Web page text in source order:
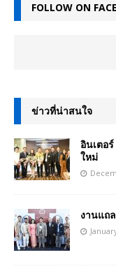
FOLLOW ON
ข่าวที่น่าสนใจ
อินเตอ
ใหม่
งานแถ